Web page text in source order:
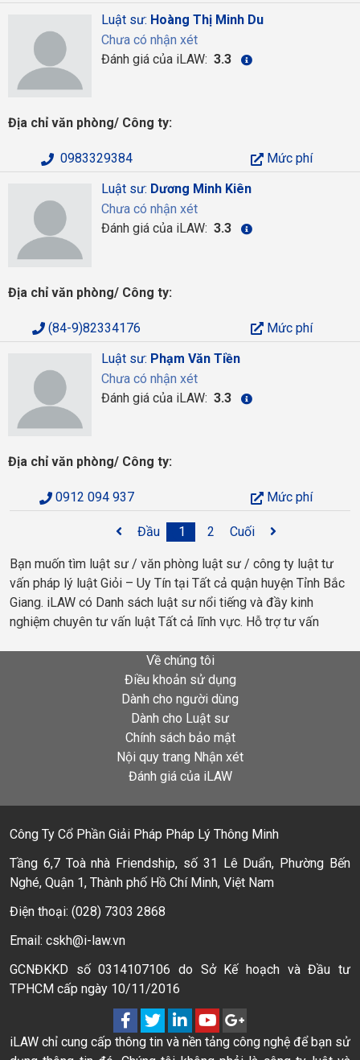
Luật sư: Hoàng Thị Minh Du
Chưa có nhận xét
Đánh giá của iLAW: 3.3
Địa chỉ văn phòng/ Công ty:
0983329384
Mức phí
Luật sư: Dương Minh Kiên
Chưa có nhận xét
Đánh giá của iLAW: 3.3
Địa chỉ văn phòng/ Công ty:
(84-9)82334176
Mức phí
Luật sư: Phạm Văn Tiền
Chưa có nhận xét
Đánh giá của iLAW: 3.3
Địa chỉ văn phòng/ Công ty:
0912 094 937 Mức phí
Đầu 1 2 Cuối
Bạn muốn tìm luật sư / văn phòng luật sư / công ty luật tư
vấn pháp lý luật Giỏi – Uy Tín tại Tất cả quận huyện Tỉnh Bắc
Giang. iLAW có Danh sách luật sư nổi tiếng và đầy kinh
nghiệm chuyên tư vấn luật Tất cả lĩnh vực. Hỗ trợ tư vấn
Về chúng tôi
Điều khoản sử dụng
Dành cho người dùng
Dành cho Luật sư
Chính sách bảo mật
Nội quy trang Nhận xét
Đánh giá của iLAW
Công Ty Cổ Phần Giải Pháp Pháp Lý Thông Minh
Tầng 6,7 Toà nhà Friendship, số 31 Lê Duẩn, Phường Bến
Nghé, Quận 1, Thành phố Hồ Chí Minh, Việt Nam
Điện thoại: (028) 7303 2868
Email: cskh@i-law.vn
GCNĐKKD số 0314107106 do Sở Kế hoạch và Đầu tư
TPHCM cấp ngày 10/11/2016
iLAW chỉ cung cấp thông tin và nền tảng công nghệ để bạn sử